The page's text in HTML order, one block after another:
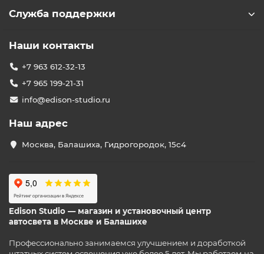
Служба поддержки
Наши контакты
+7 963 612-32-13
+7 965 199-21-31
info@edison-studio.ru
Наш адрес
Москва, Балашиха, Гидрогородок, 15с4
Edison Studio — магазин и установочный центр
автосвета в Москве и Балашихе
Профессионально занимаемся улучшением и доработкой